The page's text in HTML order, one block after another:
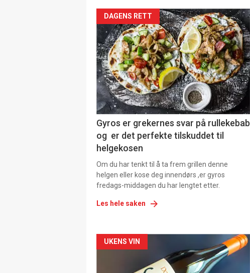
DAGENS RETT
Gyros er grekernes svar på rullekebab
og er det perfekte tilskuddet til
helgekosen
Om du har tenkt til å ta frem grillen denne
helgen eller kose deg innendørs ,er gyros
fredags-middagen du har lengtet etter.
Les hele saken
Forsiden
akkurat
UKENS VIN